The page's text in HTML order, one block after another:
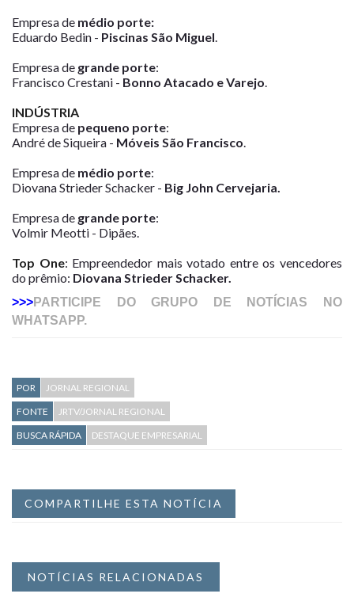
Empresa de médio porte:
Eduardo Bedin - Piscinas São Miguel
Empresa de grande porte:
Francisco Crestani - Bonno Atacado e Varejo
INDÚSTRIA
Empresa de pequeno porte:
André de Siqueira - Móveis São Francisco
Empresa de médio porte:
Diovana Strieder Schacker - Big John Cervejaria.
Empresa de grande porte:
Volmir Meotti - Dipães.
Top One: Empreendedor mais votado entre os vencedores
do prêmio: Diovana Strieder Schacker.
>>>PARTICIPE DO GRUPO DE NOTÍCIAS NO
WHATSAPP.
POR
JORNAL REGIONAL
FONTE
JRTV/JORNAL REGIONAL
BUSCA RÁPIDA
DESTAQUE EMPRESARIAL
COMPARTILHE ESTA NOTÍCIA
NOTÍCIAS RELACIONADAS